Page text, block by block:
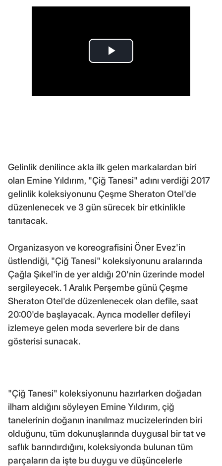
Gelinlik denilince akla ilk gelen markalardan biri
olan Emine Yıldırım, "Çiğ Tanesi" adını verdiği 2017
gelinlik koleksiyonunu Çeşme Sheraton Otel'de
düzenlenecek ve 3 gün sürecek bir etkinlikle
tanıtacak.
Organizasyon ve koreografisini Öner Evez'in
üstlendiği, "Çiğ Tanesi" koleksiyonunu aralarında
Çağla Şıkel'in de yer aldığı 20'nin üzerinde model
sergileyecek. 1 Aralık Perşembe günü Çeşme
Sheraton Otel'de düzenlenecek olan defile, saat
20:00'de başlayacak. Ayrıca modeller defileyi
izlemeye gelen moda severlere bir de dans
gösterisi sunacak.
"Çiğ Tanesi" koleksiyonunu hazırlarken doğadan
ilham aldığını söyleyen Emine Yıldırım, çiğ
tanelerinin doğanın inanılmaz mucizelerinden biri
olduğunu, tüm dokunuşlarında duygusal bir tat ve
saflık barındırdığını, koleksiyonda bulunan tüm
parçaların da işte bu duygu ve düşüncelerle